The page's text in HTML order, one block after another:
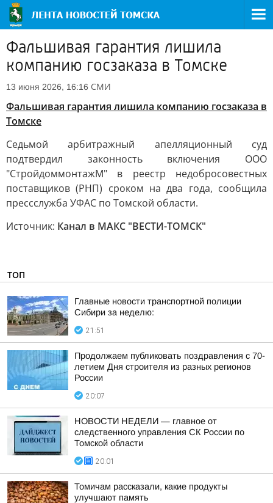
Фальшивая гарантия лишила
компанию госзаказа в Томске
13 июня 2026, 16:16 СМИ
Фальшивая гарантия лишила компанию госзаказа в
Томске
Седьмой арбитражный апелляционный суд
подтвердил законность включения ООО
"СтройдоммонтажМ" в реестр недобросовестных
поставщиков (РНП) сроком на два года, сообщила
прессслужба УФАС по Томской области.
Источник: Канал в МАКС "ВЕСТИ-ТОМСК"
ТОП
Главные новости транспортной полиции
Сибири за неделю:
21:51
Продолжаем публиковать поздравления с 70-
летием Дня строителя из разных регионов
России
20:07
НОВОСТИ НЕДЕЛИ — главное от
следственного управления СК России по
Томской области
20:01
Томичам рассказали, какие продукты
улучшают память